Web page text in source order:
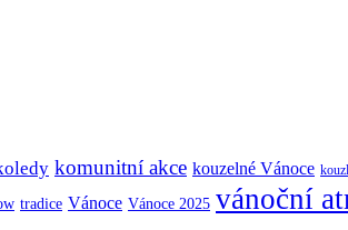
komunitní akce kouzelné Vánoce
tradice Vánoce Vánoce 2025 vánoční